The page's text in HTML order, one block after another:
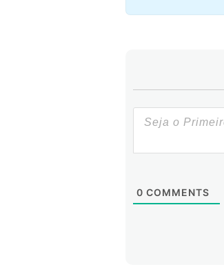
0 COMMENTS